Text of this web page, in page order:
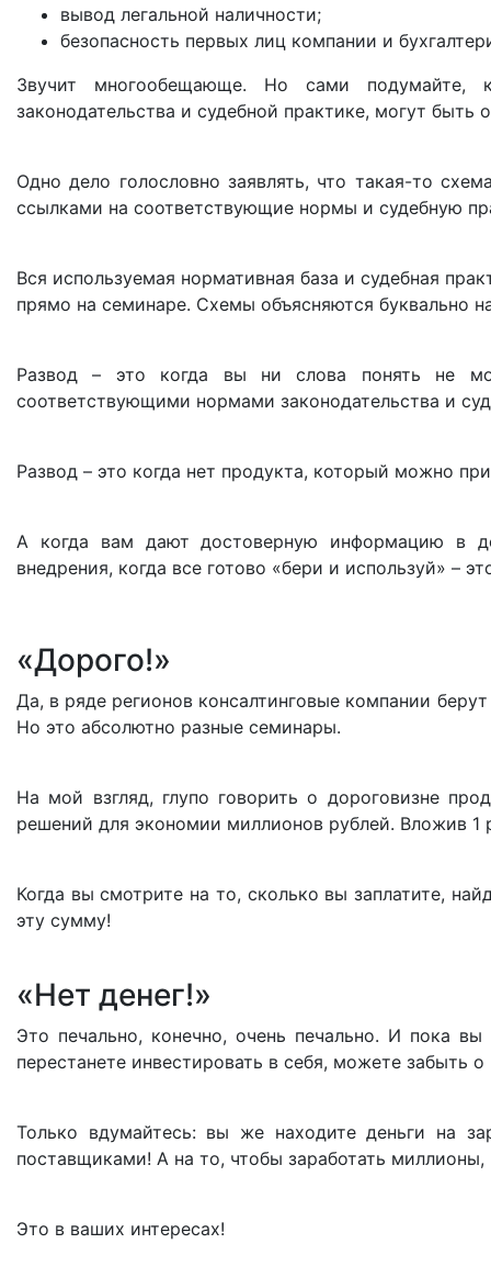
вывод легальной наличности;
безопасность первых лиц компании и
Звучит многообещающе. Но сами подумайте,
законодательства и судебной практике, могут
Одно дело голословно заявлять, что такая-то
ссылками на соответствующие нормы и судебную
Вся используемая нормативная база и судебная
прямо на семинаре. Схемы объясняются буквально
Развод – это когда вы ни слова понять не
соответствующими нормами законодательства и
Развод – это когда нет продукта, который можно
А когда вам дают достоверную информацию в
внедрения, когда все готово «бери и используй» –
«Дорого!»
Да, в ряде регионов консалтинговые компании
Но это абсолютно разные семинары.
На мой взгляд, глупо говорить о дороговизне
решений для экономии миллионов рублей. Вложив 1
Когда вы смотрите на то, сколько вы заплатите,
эту сумму!
«Нет денег!»
Это печально, конечно, очень печально. И пока
перестанете инвестировать в себя, можете забыть
Только вдумайтесь: вы же находите деньги на
поставщиками! А на то, чтобы заработать миллионы,
Это в ваших интересах!